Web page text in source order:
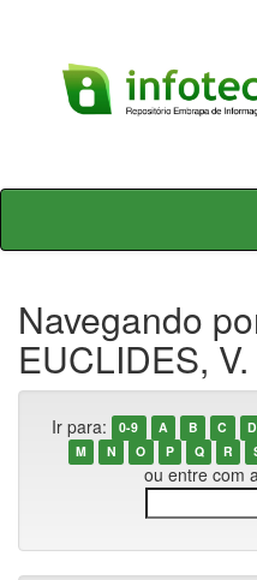
Skip
Navegando
EUCLIDES, V.
Ir para: 0-9 A B C D
M
N O P Q R
ou entre com